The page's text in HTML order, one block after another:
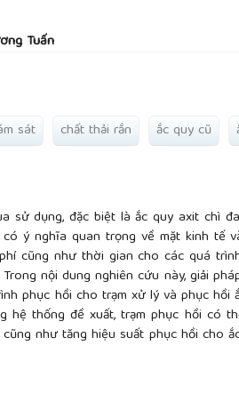
Tuấn
sát chất thải rắn ắc quy cũ
sử dụng, đặc biệt là ắc quy axit chì
ý nghĩa quan trọng về mặt kinh tế
cũng như thời gian cho các quá
nội dung nghiên cứu này, giải
phục hồi cho trạm xử lý và phục hồi
hệ thống đề xuất, trạm phục hồi có
như tăng hiệu suất phục hồi cho